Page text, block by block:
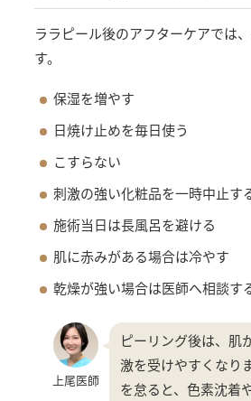
ララピール後のアフターケアでは
す。
保湿を増やす
日焼け止めを毎日使う
こすらない
刺激の強い化粧品を一時中止す
施術当日は長風呂を避ける
肌に赤みがある場合は冷やす
乾燥が強い場合は医師へ相談す
上尾医師
ピーリング後は、肌
激を受けやすくなり
を怠ると、色素沈着